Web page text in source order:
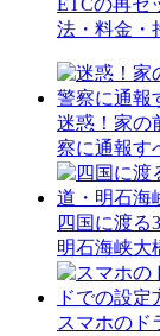
ETCの再セ
法・料金・
迷惑！家の
察に通報す
四国に渡る
明石海峡大
スマホのド